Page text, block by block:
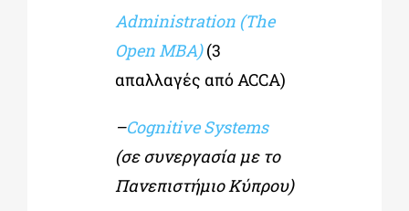
Administration (The
Open MBA) (3
απαλλαγές από ACCA)
–Cognitive Systems
(σε συνεργασία με το
Πανεπιστήμιο Κύπρου)